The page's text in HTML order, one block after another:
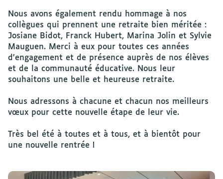
Nous avons également rendu hommage à nos
collègues qui prennent une retraite bien méritée :
Josiane Bidot, Franck Hubert, Marina Jolin et Sylvie
Mauguen. Merci à eux pour toutes ces années
d'engagement et de présence auprès de nos élèves
et de la communauté éducative. Nous leur
souhaitons une belle et heureuse retraite.
Nous adressons à chacune et chacun nos meilleurs
vœux pour cette nouvelle étape de leur vie.
Très bel été à toutes et à tous, et à bientôt pour
une nouvelle rentrée !